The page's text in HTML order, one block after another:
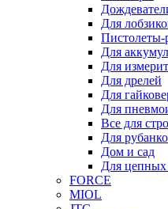
Для
Пистолеты-
Для
Для
Для дрелей
Для
Для
Все для
Для
Дом и сад
Для
FORCE
MIOL